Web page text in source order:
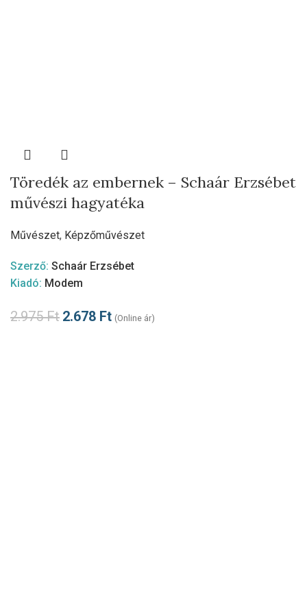
Töredék az embernek – Schaár Erzsébet
művészi hagyatéka
Művészet, Képzőművészet
Szerző: Schaár Erzsébet
Kiadó: Modem
2.975Ft 2.678 Ft (Online ár)